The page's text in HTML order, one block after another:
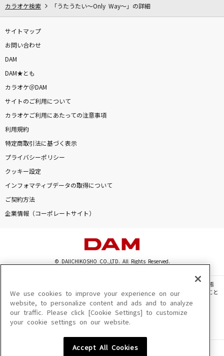
カラオケ検索 「うたうたい～Only Way～」の詳細
サイトマップ
お問い合わせ
DAM
DAM★とも
カラオケ＠DAM
サイトのご利用について
カラオケご利用にあたっての注意事項
利用規約
特定商取引法に基づく表示
プライバシーポリシー
クッキー設定
インフォマティブデータの取得について
ご契約方法
企業情報（コーポレートサイト）
© DAIICHIKOSHO CO.,LTD. All Rights Reserved.
このサイトに掲載されている一切の文章・画像・写真・動画・音声等を、手段や形態
を問わず、著作権法の定める範囲を超えて無断で複製、転載、ファイル化などすること
を禁じます。
楽曲及びコンテンツは、機種によりご利用いただけない場合があります。
楽曲及びコンテンツの配信日、配信内容が変更になる場合があります。
We use cookies to improve your experience on our
website, to personalize content and ads and to analyze
our traffic. Please click [Cookie Settings] to customize
your cookie settings on our website.
Accept All Cookies